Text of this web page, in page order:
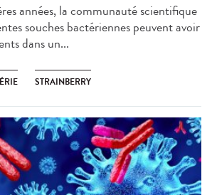
années, la communauté scientifique
souches bactériennes peuvent avoir
dans un...
STRAINBERRY